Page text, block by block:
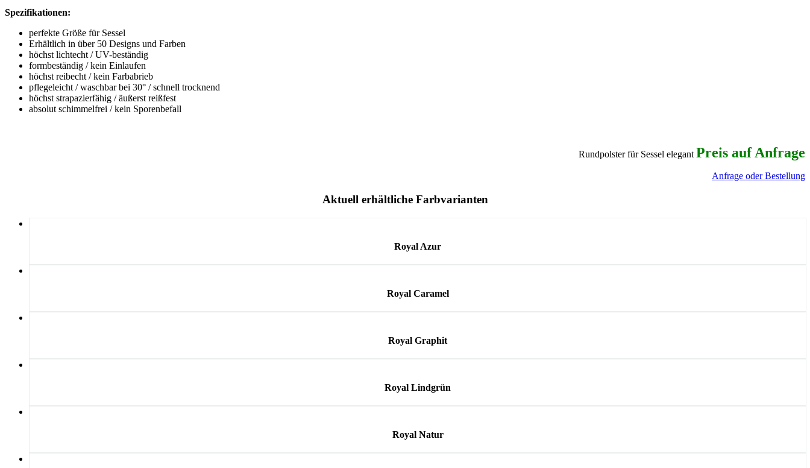
Spezifikationen:
perfekte Größe für Sessel
Erhältlich in über 50 Designs und Farben
höchst lichtecht / UV-beständig
formbeständig / kein Einlaufen
höchst reibecht / kein Farbabrieb
pflegeleicht / waschbar bei 30° / schnell trocknend
höchst strapazierfähig / äußerst reißfest
absolut schimmelfrei / kein Sporenbefall
Rundpolster für Sessel elegant Preis auf Anfrage
Anfrage oder Bestellung
Aktuell erhältliche Farbvarianten
Royal Azur
Royal Caramel
Royal Graphit
Royal Lindgrün
Royal Natur